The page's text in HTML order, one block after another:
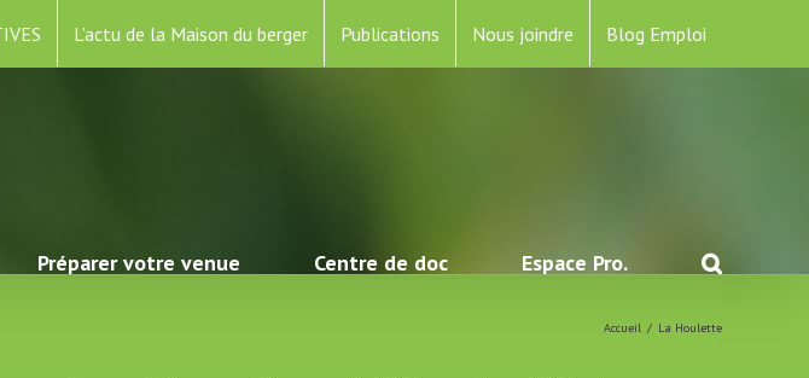
L’actu de la Maison du berger Publications Nous joindre Blog Emploi
Préparer votre venue Centre de doc Espace Pro.
Accueil / La Houlette